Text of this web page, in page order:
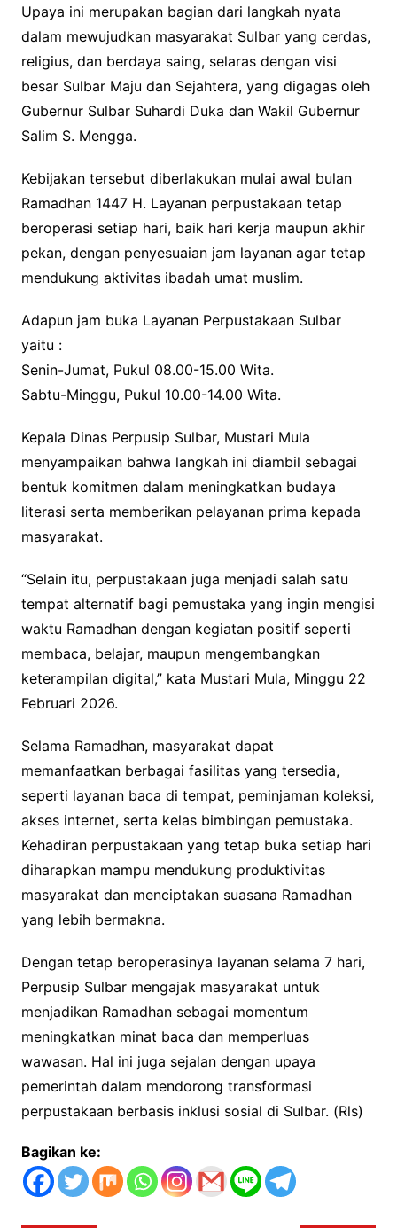
Upaya ini merupakan bagian dari langkah nyata
dalam mewujudkan masyarakat Sulbar yang cerdas,
religius, dan berdaya saing, selaras dengan visi
besar Sulbar Maju dan Sejahtera, yang digagas oleh
Gubernur Sulbar Suhardi Duka dan Wakil Gubernur
Salim S. Mengga.
Kebijakan tersebut diberlakukan mulai awal bulan
Ramadhan 1447 H. Layanan perpustakaan tetap
beroperasi setiap hari, baik hari kerja maupun akhir
pekan, dengan penyesuaian jam layanan agar tetap
mendukung aktivitas ibadah umat muslim.
Adapun jam buka Layanan Perpustakaan Sulbar
yaitu :
Senin-Jumat, Pukul 08.00-15.00 Wita.
Sabtu-Minggu, Pukul 10.00-14.00 Wita.
Kepala Dinas Perpusip Sulbar, Mustari Mula
menyampaikan bahwa langkah ini diambil sebagai
bentuk komitmen dalam meningkatkan budaya
literasi serta memberikan pelayanan prima kepada
masyarakat.
“Selain itu, perpustakaan juga menjadi salah satu
tempat alternatif bagi pemustaka yang ingin mengisi
waktu Ramadhan dengan kegiatan positif seperti
membaca, belajar, maupun mengembangkan
keterampilan digital,” kata Mustari Mula, Minggu 22
Februari 2026.
Selama Ramadhan, masyarakat dapat
memanfaatkan berbagai fasilitas yang tersedia,
seperti layanan baca di tempat, peminjaman koleksi,
akses internet, serta kelas bimbingan pemustaka.
Kehadiran perpustakaan yang tetap buka setiap hari
diharapkan mampu mendukung produktivitas
masyarakat dan menciptakan suasana Ramadhan
yang lebih bermakna.
Dengan tetap beroperasinya layanan selama 7 hari,
Perpusip Sulbar mengajak masyarakat untuk
menjadikan Ramadhan sebagai momentum
meningkatkan minat baca dan memperluas
wawasan. Hal ini juga sejalan dengan upaya
pemerintah dalam mendorong transformasi
perpustakaan berbasis inklusi sosial di Sulbar. (Rls)
Bagikan ke: